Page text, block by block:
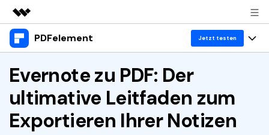
Top-Produkte
Dienstprogramme
Business
Überblick
Über uns
Presseraum
PDFelement Jetzt testen
Produkte
Desktop
PDFelement für Windows
Lösungen
Benutzer im Bildungswesen
Ressourcen
Evernote zu PDF: Der
ultimative Leitfaden zum
Exportieren Ihrer Notizen